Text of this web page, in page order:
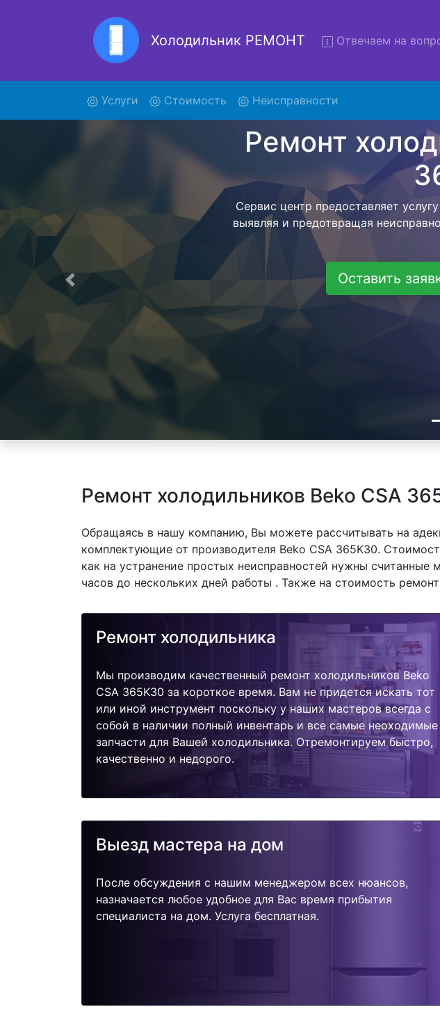
Холодильник РЕМОНТ Отвечаем на
Услуги (current)Стоимость Неисправности
Ремонт холодильников с вывозом -
поиски курьерской службы, наш
365K30 и отвезет в сервисный
осуществляется внутри
мастера как закончит с ремонтом.
согласовывается конечная
Перечень бесплатных услуг от
специалиста,
Оставить
Предыдущая
Ремонт холодильников Beko CSA
Обращаясь в нашу компанию, Вы можете рассчитывать на
комплектующие от производителя Beko CSA 365K30.
как на устранение простых неисправностей нужны
часов до нескольких дней работы . Также на стоимость
Ремонт холодильника
Мы производим качественный ремонт холодильников Beko
CSA 365K30 за короткое время. Вам не придется искать тот
или иной инструмент поскольку у наших мастеров всегда с
собой в наличии полный инвентарь и все самые неоходимые
запчасти для Вашей холодильника. Отремонтируем быстро,
качественно и недорого.
Выезд мастера на дом
После обсуждения с нашим менеджером всех нюансов,
назначается любое удобное для Вас время прибытия
специалиста на дом. Услуга бесплатная.